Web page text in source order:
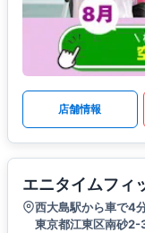
店舗情報
エニタイムフィ
西大島駅から車で4
東京都江東区南砂2-